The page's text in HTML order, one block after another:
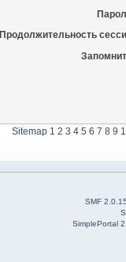
Продолжительность
Sitemap 1 2 3 4 5 6 7 8 9
SMF
SimplePortal